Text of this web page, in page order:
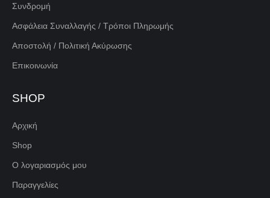
Συνδρομή
Ασφάλεια Συναλλαγής / Τρόποι Πληρωμής
Αποστολή / Πολιτική Ακύρωσης
Επικοινωνία
SHOP
Αρχική
Shop
Ο λογαριασμός μου
Παραγγελίες